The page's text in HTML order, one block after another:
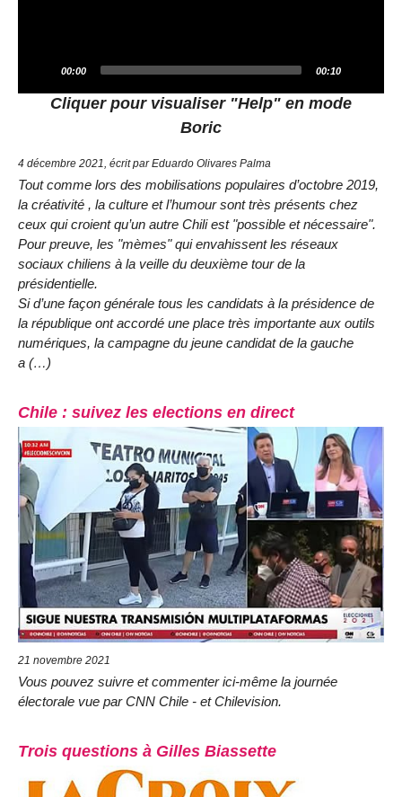
00:00 00:10
Cliquer pour visualiser "Help" en mode
Boric
4 décembre 2021, écrit par Eduardo Olivares Palma
Tout comme lors des mobilisations populaires d’octobre 2019,
la créativité , la culture et l’humour sont très présents chez
ceux qui croient qu’un autre Chili est "possible et nécessaire".
Pour preuve, les "mèmes" qui envahissent les réseaux
sociaux chiliens à la veille du deuxième tour de la
présidentielle.
Si d’une façon générale tous les candidats à la présidence de
la république ont accordé une place très importante aux outils
numériques, la campagne du jeune candidat de la gauche
a (…)
Chile : suivez les elections en direct
21 novembre 2021
Vous pouvez suivre et commenter ici-même la journée
électorale vue par CNN Chile - et Chilevision.
Trois questions à Gilles Biassette